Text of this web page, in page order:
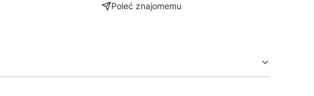
Poleć znajomemu